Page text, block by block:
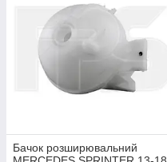
Бачок розширювальний